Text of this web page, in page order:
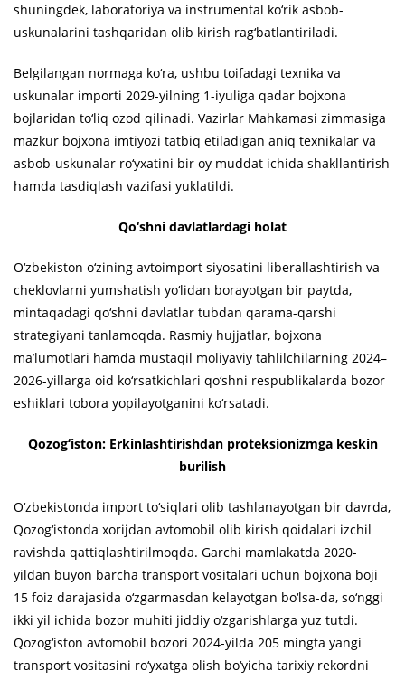
shuningdek, laboratoriya va instrumental ko‘rik asbob-
uskunalarini tashqaridan olib kirish rag‘batlantiriladi.
Belgilangan normaga ko‘ra, ushbu toifadagi texnika va
uskunalar importi 2029-yilning 1-iyuliga qadar bojxona
bojlaridan to‘liq ozod qilinadi. Vazirlar Mahkamasi zimmasiga
mazkur bojxona imtiyozi tatbiq etiladigan aniq texnikalar va
asbob-uskunalar ro‘yxatini bir oy muddat ichida shakllantirish
hamda tasdiqlash vazifasi yuklatildi.
Qo‘shni davlatlardagi holat
O‘zbekiston o‘zining avtoimport siyosatini liberallashtirish va
cheklovlarni yumshatish yo‘lidan borayotgan bir paytda,
mintaqadagi qo‘shni davlatlar tubdan qarama-qarshi
strategiyani tanlamoqda. Rasmiy hujjatlar, bojxona
ma’lumotlari hamda mustaqil moliyaviy tahlilchilarning 2024–
2026-yillarga oid ko‘rsatkichlari qo‘shni respublikalarda bozor
eshiklari tobora yopilayotganini ko‘rsatadi.
Qozog‘iston: Erkinlashtirishdan proteksionizmga keskin
burilish
O‘zbekistonda import to‘siqlari olib tashlanayotgan bir davrda,
Qozog‘istonda xorijdan avtomobil olib kirish qoidalari izchil
ravishda qattiqlashtirilmoqda. Garchi mamlakatda 2020-
yildan buyon barcha transport vositalari uchun bojxona boji
15 foiz darajasida o‘zgarmasdan kelayotgan bo‘lsa-da, so‘nggi
ikki yil ichida bozor muhiti jiddiy o‘zgarishlarga yuz tutdi.
Qozog‘iston avtomobil bozori 2024-yilda 205 mingta yangi
transport vositasini ro‘yxatga olish bo‘yicha tarixiy rekordni